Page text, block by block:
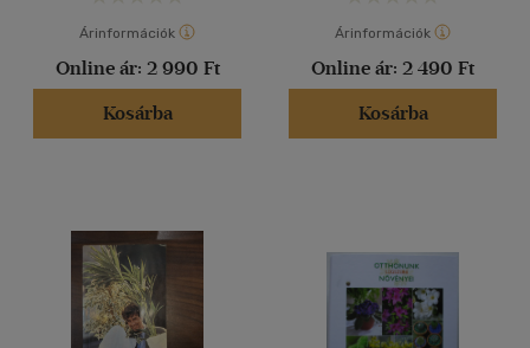
Árinformációk
Online ár: 2 990 Ft
Kosárba
Árinformációk
Online ár: 2 490 Ft
Kosárba